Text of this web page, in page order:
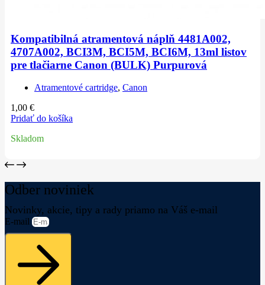
Kompatibilná atramentová náplň 4481A002,
4707A002, BCI3M, BCI5M, BCI6M, 13ml listov
pre tlačiarne Canon (BULK) Purpurová
Atramentové cartridge, Canon
1,00 €
Pridať do košíka
Skladom
Odber noviniek
Novinky, akcie, tipy a rady priamo na Váš e-mail
E-mail